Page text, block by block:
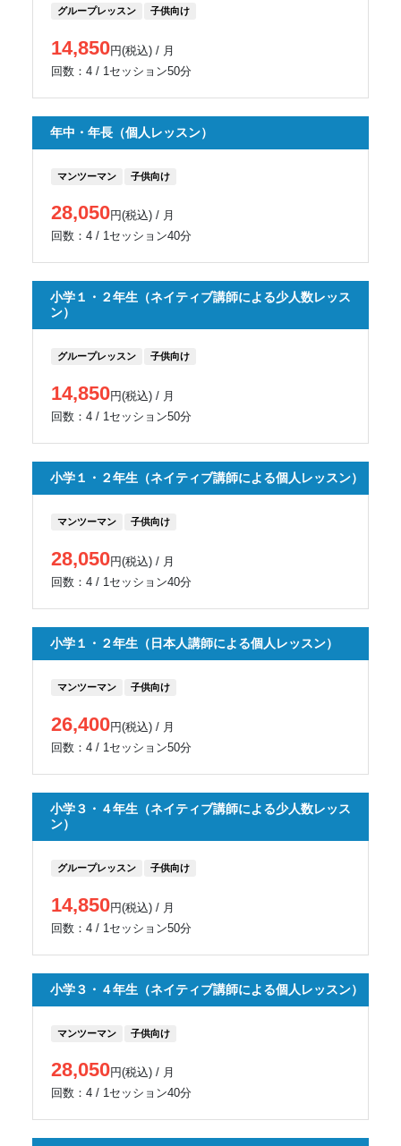
グループレッスン 子供向け
14,850円(税込) / 月
回数：4 / 1セッション50分
年中・年長（個人レッスン）
マンツーマン 子供向け
28,050円(税込) / 月
回数：4 / 1セッション40分
小学１・２年生（ネイティブ講師による少人数レッス
ン）
グループレッスン 子供向け
14,850円(税込) / 月
回数：4 / 1セッション50分
小学１・２年生（ネイティブ講師による個人レッスン）
マンツーマン 子供向け
28,050円(税込) / 月
回数：4 / 1セッション40分
小学１・２年生（日本人講師による個人レッスン）
マンツーマン 子供向け
26,400円(税込) / 月
回数：4 / 1セッション50分
小学３・４年生（ネイティブ講師による少人数レッス
ン）
グループレッスン 子供向け
14,850円(税込) / 月
回数：4 / 1セッション50分
小学３・４年生（ネイティブ講師による個人レッスン）
マンツーマン 子供向け
28,050円(税込) / 月
回数：4 / 1セッション40分